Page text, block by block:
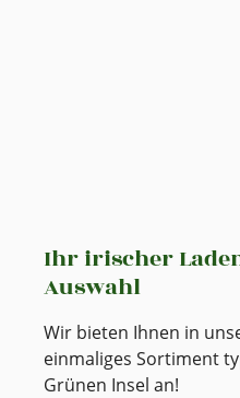
Ihr irischer
Auswahl
Wir bieten Ihnen in
einmaliges Sortiment
Grünen Insel an!